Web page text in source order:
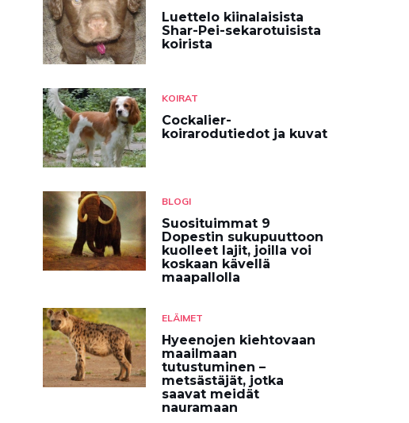
Luettelo kiinalaisista
Shar-Pei-sekarotuisista
koirista
KOIRAT
Cockalier-
koirarodutiedot ja kuvat
BLOGI
Suosituimmat 9
Dopestin sukupuuttoon
kuolleet lajit, joilla voi
koskaan kävellä
maapallolla
ELÄIMET
Hyeenojen kiehtovaan
maailmaan
tutustuminen –
metsästäjät, jotka
saavat meidät
nauramaan